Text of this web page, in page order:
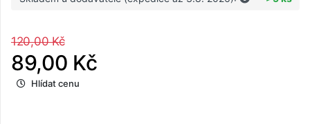
120,00 Kč
89,00 Kč
Hlídat cenu